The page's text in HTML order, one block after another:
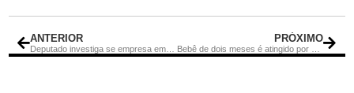
ANTERIOR
Deputado investiga se empresa em Rio Bonito foi usada como laranja, através da Lei Rouanet
PRÓXIMO